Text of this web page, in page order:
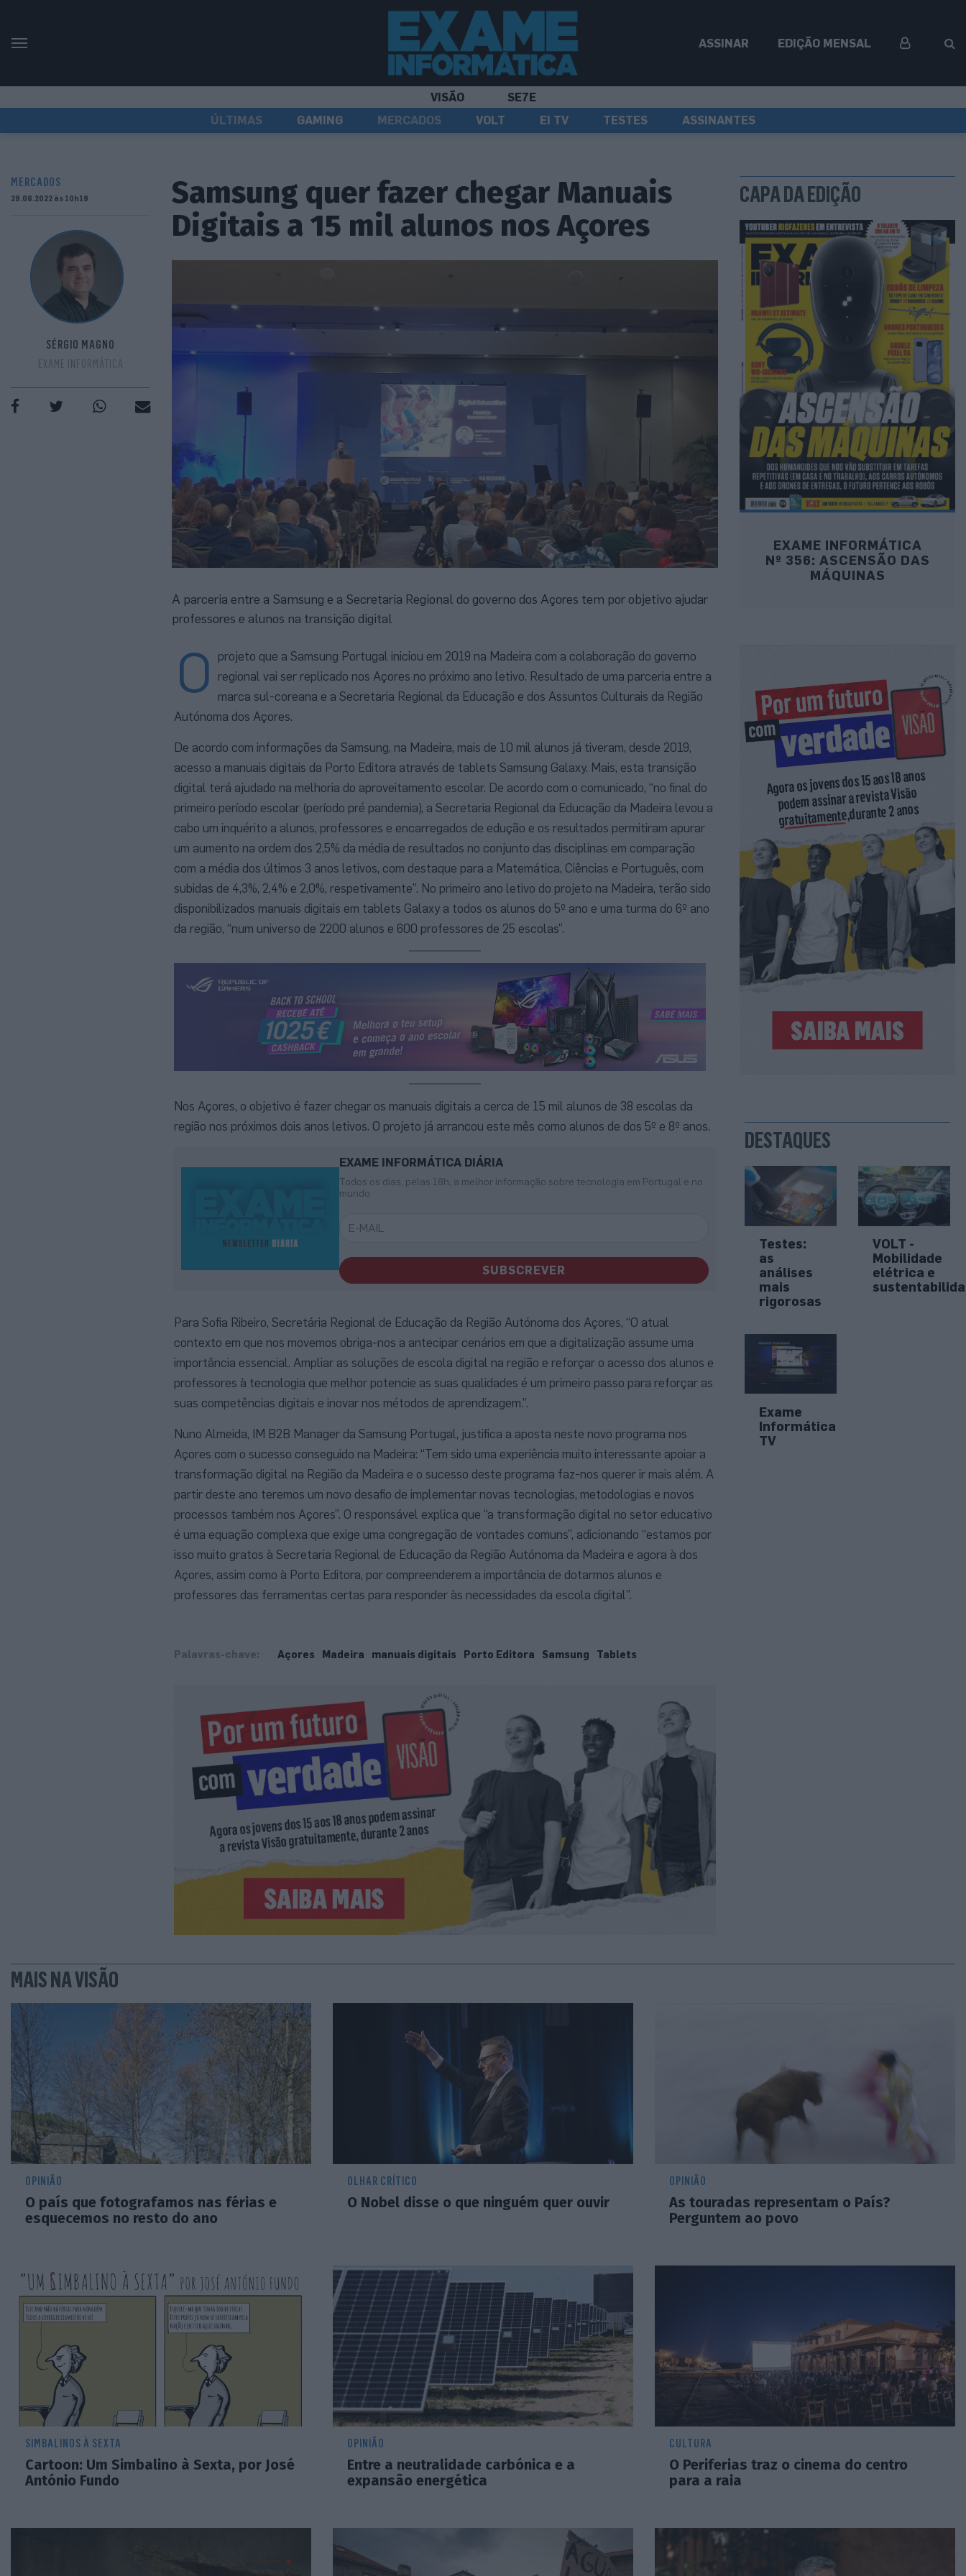
ASSINAR EDIÇÃO MENSAL
VISÃO
SE7E
ÚLTIMAS
GAMING MERCADOS VOLT EI TV TESTES ASSINANTES
MERCADOS
29.06.2022 às 10h19
SÉRGIO MAGNO
EXAME INFORMÁTICA
Samsung quer fazer chegar Manuais
Digitais a 15 mil alunos nos Açores
A parceria entre a Samsung e a Secretaria Regional do governo dos Açores tem por objetivo ajudar
professores e alunos na transição digital
O
projeto que a Samsung Portugal iniciou em 2019 na Madeira com a colaboração do governo
regional vai ser replicado nos Açores no próximo ano letivo. Resultado de uma parceria entre a
marca sul-coreana e a Secretaria Regional da Educação e dos Assuntos Culturais da Região
Autónoma dos Açores.
De acordo com informações da Samsung, na Madeira, mais de 10 mil alunos já tiveram, desde 2019,
acesso a manuais digitais da Porto Editora através de tablets Samsung Galaxy. Mais, esta transição
digital terá ajudado na melhoria do aproveitamento escolar. De acordo com o comunicado, “no final do
primeiro período escolar (período pré pandemia), a Secretaria Regional da Educação da Madeira levou a
cabo um inquérito a alunos, professores e encarregados de edução e os resultados permitiram apurar
um aumento na ordem dos 2,5% da média de resultados no conjunto das disciplinas em comparação
com a média dos últimos 3 anos letivos, com destaque para a Matemática, Ciências e Português, com
subidas de 4,3%, 2,4% e 2,0%, respetivamente”. No primeiro ano letivo do projeto na Madeira, terão sido
disponibilizados manuais digitais em tablets Galaxy a todos os alunos do 5º ano e uma turma do 6º ano
da região, “num universo de 2200 alunos e 600 professores de 25 escolas”.
Nos Açores, o objetivo é fazer chegar os manuais digitais a cerca de 15 mil alunos de 38 escolas da
região nos próximos dois anos letivos. O projeto já arrancou este mês como alunos de dos 5º e 8º anos.
EXAME INFORMÁTICA DIÁRIA
Todos os dias, pelas 18h, a melhor informação sobre tecnologia em Portugal e no
mundo
SUBSCREVER
Para Sofia Ribeiro, Secretária Regional de Educação da Região Autónoma dos Açores, “O atual
contexto em que nos movemos obriga-nos a antecipar cenários em que a digitalização assume uma
importância essencial. Ampliar as soluções de escola digital na região e reforçar o acesso dos alunos e
professores à tecnologia que melhor potencie as suas qualidades é um primeiro passo para reforçar as
suas competências digitais e inovar nos métodos de aprendizagem.”.
Nuno Almeida, IM B2B Manager da Samsung Portugal, justifica a aposta neste novo programa nos
Açores com o sucesso conseguido na Madeira: “Tem sido uma experiência muito interessante apoiar a
transformação digital na Região da Madeira e o sucesso deste programa faz-nos querer ir mais além. A
partir deste ano teremos um novo desafio de implementar novas tecnologias, metodologias e novos
processos também nos Açores”. O responsável explica que “a transformação digital no setor educativo
é uma equação complexa que exige uma congregação de vontades comuns”, adicionando “estamos por
isso muito gratos à Secretaria Regional de Educação da Região Autónoma da Madeira e agora à dos
Açores, assim como à Porto Editora, por compreenderem a importância de dotarmos alunos e
professores das ferramentas certas para responder às necessidades da escola digital”.
Palavras-chave: Açores Madeira manuais digitais Porto Editora Samsung Tablets
CAPA DA EDIÇÃO
EXAME INFORMÁTICA
Nº 356: ASCENSÃO DAS
MÁQUINAS
DESTAQUES
Testes:
as
análises
mais
rigorosas
VOLT -
Mobilidade
elétrica e
Exame
Informática
TV
MAIS NA VISÃO
OPINIÃO
O país que fotografamos nas férias e
esquecemos no resto do ano
OLHAR CRÍTICO
O Nobel disse o que ninguém quer ouvir
OPINIÃO
As touradas representam o País?
Perguntem ao povo
SIMBALINOS À SEXTA
Cartoon: Um Simbalino à Sexta, por José
António Fundo
OPINIÃO
Entre a neutralidade carbónica e a
expansão energética
CULTURA
O Periferias traz o cinema do centro
para a raia